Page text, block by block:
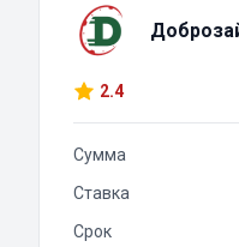
2.4
Сумма
Ставка
Срок